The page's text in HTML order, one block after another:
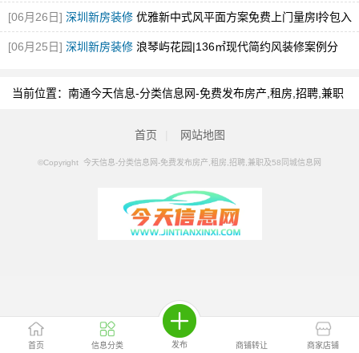
首页 信息分类 发布 商铺转让 商家店铺
输[图]
[06月26日] 深圳新房装修 优雅新中式风平面方案免费上门量房l拎包入
住！[图]
[06月25日] 深圳新房装修 浪琴屿花园|136㎡现代简约风装修案例分
当前位置： 南通今天信息-分类信息网-免费发布房产,租房,招聘,兼职
首页 网站地图
©Copyright 今天信息-分类信息网-免费发布房产,租房,招聘,兼职及58同城信息网